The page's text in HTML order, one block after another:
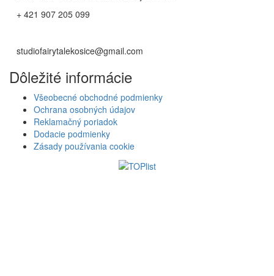
+ 421 907 205 099
studiofairytalekosice@gmail.com
Dôležité informácie
Všeobecné obchodné podmienky
Ochrana osobných údajov
Reklamačný poriadok
Dodacie podmienky
Zásady používania cookie